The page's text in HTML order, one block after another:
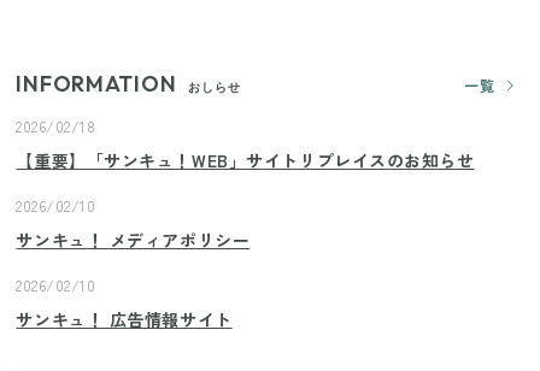
INFORMATION おしらせ
一覧
2026/02/18
【重要】「サンキュ！WEB」サイトリプレイスのお知らせ
2026/02/10
サンキュ！ メディアポリシー
2026/02/10
サンキュ！ 広告情報サイト